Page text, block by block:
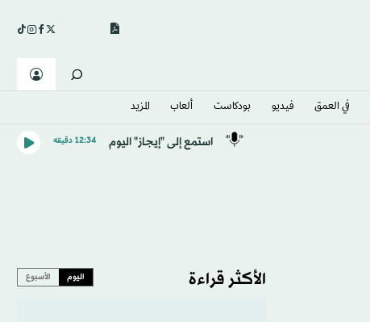
في العمق فيديو بودكاست ألعاب المزيد
استمع إلى "إيجاز" اليوم 12:34 دقيقه
الأكثر قراءة اليوم الأسبوع